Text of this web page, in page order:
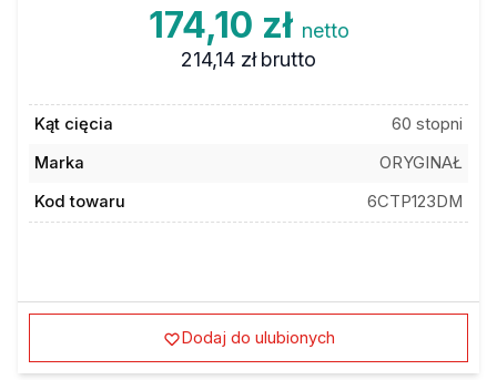
174,10 zł netto
214,14 zł brutto
Kąt cięcia
60 stopni
Marka
ORYGINAŁ
Kod towaru
6CTP123DM
Dodaj do ulubionych